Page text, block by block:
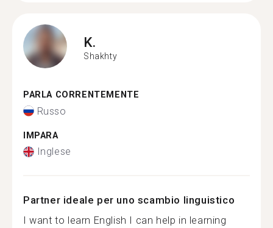
K.
Shakhty
PARLA CORRENTEMENTE
Russo
IMPARA
Inglese
Partner ideale per uno scambio linguistico
I want to learn English I can help in learning